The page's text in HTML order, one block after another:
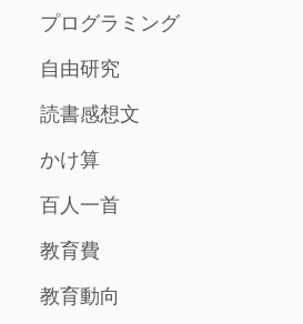
プログラミング
自由研究
読書感想文
かけ算
百人一首
教育費
教育動向